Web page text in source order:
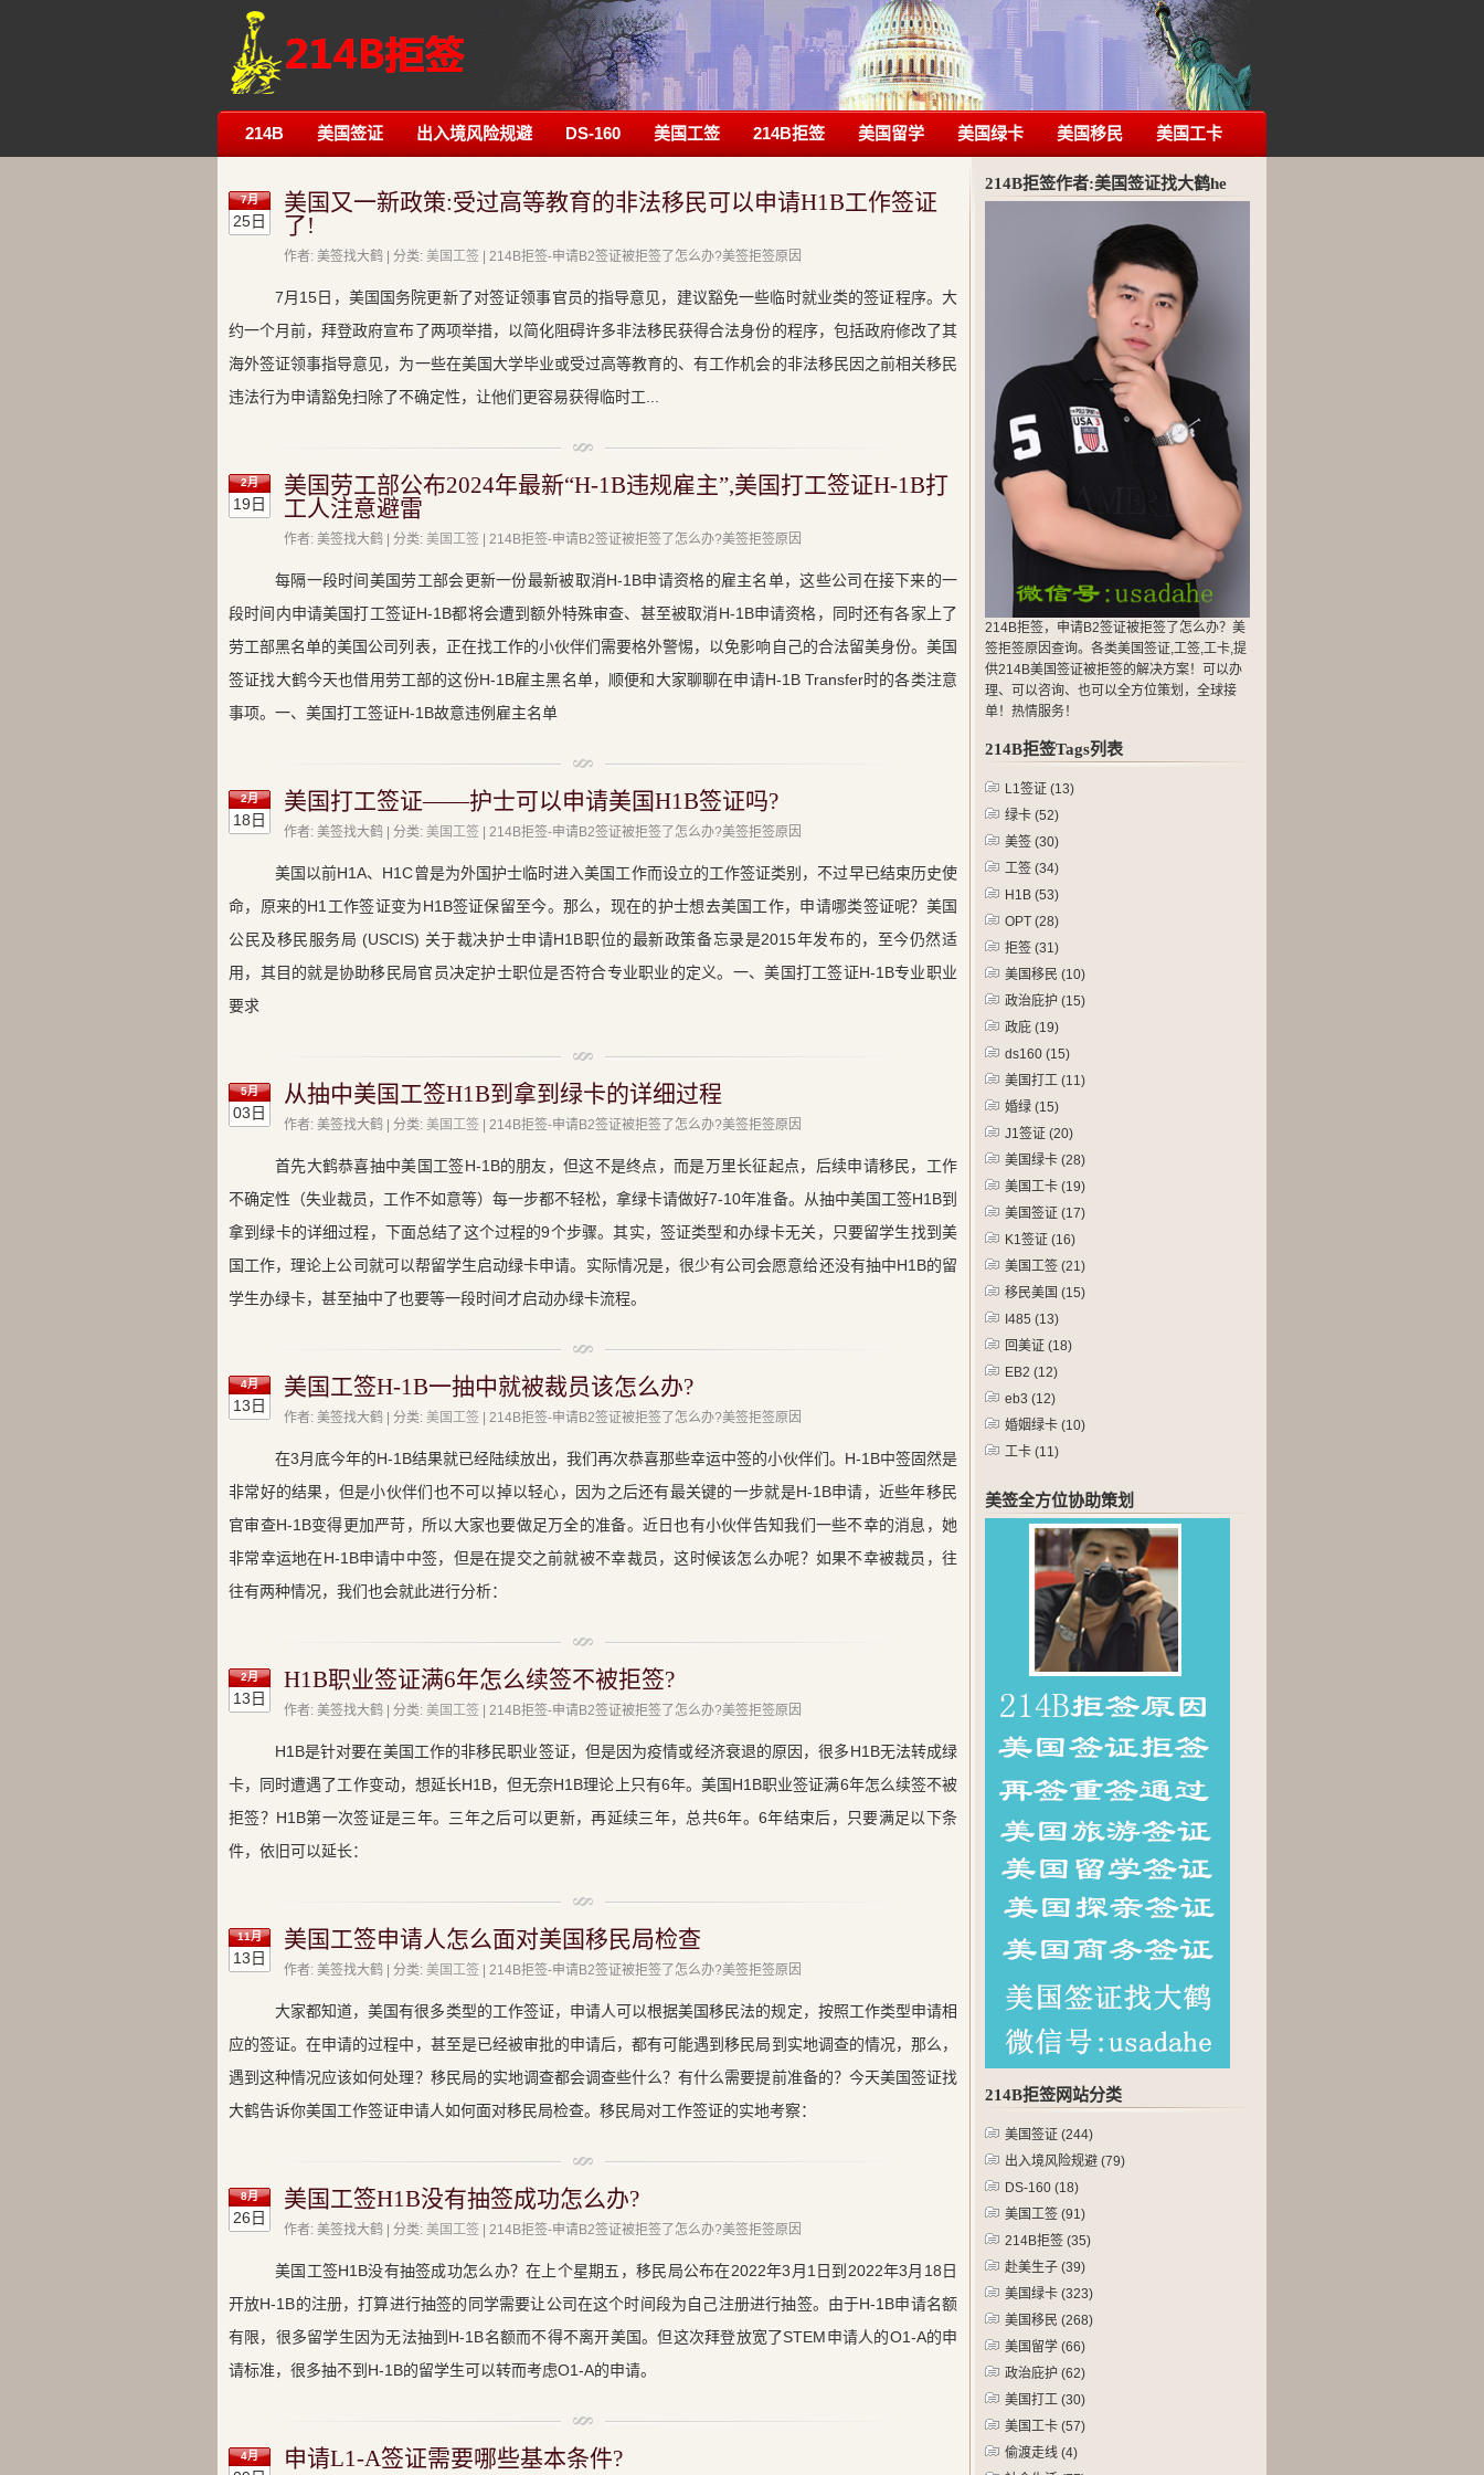
214B 美国签证 出入境风险规避 DS-160 美国工签 214B拒签 美国留学 美国绿卡 美国移民 美国工卡
7月
25日
美国又一新政策:受过高等教育的非法移民可以申请H1B工作签证
了!
作者: 美签找大鹤 | 分类: 美国工签 | 214B拒签-申请B2签证被拒签了怎么办?美签拒签原因
7月15日，美国国务院更新了对签证领事官员的指导意见，建议豁免一些临时就业类的签证程序。大
约一个月前，拜登政府宣布了两项举措，以简化阻碍许多非法移民获得合法身份的程序，包括政府修改了其
海外签证领事指导意见，为一些在美国大学毕业或受过高等教育的、有工作机会的非法移民因之前相关移民
违法行为申请豁免扫除了不确定性，让他们更容易获得临时工...
2月
19日
美国劳工部公布2024年最新“H-1B违规雇主”,美国打工签证H-1B打
工人注意避雷
作者: 美签找大鹤 | 分类: 美国工签 | 214B拒签-申请B2签证被拒签了怎么办?美签拒签原因
每隔一段时间美国劳工部会更新一份最新被取消H-1B申请资格的雇主名单，这些公司在接下来的一
段时间内申请美国打工签证H-1B都将会遭到额外特殊审查、甚至被取消H-1B申请资格，同时还有各家上了
劳工部黑名单的美国公司列表，正在找工作的小伙伴们需要格外警惕，以免影响自己的合法留美身份。美国
签证找大鹤今天也借用劳工部的这份H-1B雇主黑名单，顺便和大家聊聊在申请H-1B Transfer时的各类注意
事项。一、美国打工签证H-1B故意违例雇主名单
2月
18日
美国打工签证——护士可以申请美国H1B签证吗?
作者: 美签找大鹤 | 分类: 美国工签 | 214B拒签-申请B2签证被拒签了怎么办?美签拒签原因
美国以前H1A、H1C曾是为外国护士临时进入美国工作而设立的工作签证类别，不过早已结束历史使
命，原来的H1工作签证变为H1B签证保留至今。那么，现在的护士想去美国工作，申请哪类签证呢？美国
公民及移民服务局 (USCIS) 关于裁决护士申请H1B职位的最新政策备忘录是2015年发布的，至今仍然适
用，其目的就是协助移民局官员决定护士职位是否符合专业职业的定义。一、美国打工签证H-1B专业职业
要求
5月
03日
从抽中美国工签H1B到拿到绿卡的详细过程
作者: 美签找大鹤 | 分类: 美国工签 | 214B拒签-申请B2签证被拒签了怎么办?美签拒签原因
首先大鹤恭喜抽中美国工签H-1B的朋友，但这不是终点，而是万里长征起点，后续申请移民，工作
不确定性（失业裁员，工作不如意等）每一步都不轻松，拿绿卡请做好7-10年准备。从抽中美国工签H1B到
拿到绿卡的详细过程，下面总结了这个过程的9个步骤。其实，签证类型和办绿卡无关，只要留学生找到美
国工作，理论上公司就可以帮留学生启动绿卡申请。实际情况是，很少有公司会愿意给还没有抽中H1B的留
学生办绿卡，甚至抽中了也要等一段时间才启动办绿卡流程。
4月
13日
美国工签H-1B一抽中就被裁员该怎么办?
作者: 美签找大鹤 | 分类: 美国工签 | 214B拒签-申请B2签证被拒签了怎么办?美签拒签原因
在3月底今年的H-1B结果就已经陆续放出，我们再次恭喜那些幸运中签的小伙伴们。H-1B中签固然是
非常好的结果，但是小伙伴们也不可以掉以轻心，因为之后还有最关键的一步就是H-1B申请，近些年移民
官审查H-1B变得更加严苛，所以大家也要做足万全的准备。近日也有小伙伴告知我们一些不幸的消息，她
非常幸运地在H-1B申请中中签，但是在提交之前就被不幸裁员，这时候该怎么办呢？如果不幸被裁员，往
往有两种情况，我们也会就此进行分析：
2月
13日
H1B职业签证满6年怎么续签不被拒签?
作者: 美签找大鹤 | 分类: 美国工签 | 214B拒签-申请B2签证被拒签了怎么办?美签拒签原因
H1B是针对要在美国工作的非移民职业签证，但是因为疫情或经济衰退的原因，很多H1B无法转成绿
卡，同时遭遇了工作变动，想延长H1B，但无奈H1B理论上只有6年。美国H1B职业签证满6年怎么续签不被
拒签？H1B第一次签证是三年。三年之后可以更新，再延续三年，总共6年。6年结束后，只要满足以下条
件，依旧可以延长：
11月
13日
美国工签申请人怎么面对美国移民局检查
作者: 美签找大鹤 | 分类: 美国工签 | 214B拒签-申请B2签证被拒签了怎么办?美签拒签原因
大家都知道，美国有很多类型的工作签证，申请人可以根据美国移民法的规定，按照工作类型申请相
应的签证。在申请的过程中，甚至是已经被审批的申请后，都有可能遇到移民局到实地调查的情况，那么，
遇到这种情况应该如何处理？移民局的实地调查都会调查些什么？有什么需要提前准备的？今天美国签证找
大鹤告诉你美国工作签证申请人如何面对移民局检查。移民局对工作签证的实地考察：
8月
26日
美国工签H1B没有抽签成功怎么办?
作者: 美签找大鹤 | 分类: 美国工签 | 214B拒签-申请B2签证被拒签了怎么办?美签拒签原因
美国工签H1B没有抽签成功怎么办？在上个星期五，移民局公布在2022年3月1日到2022年3月18日
开放H-1B的注册，打算进行抽签的同学需要让公司在这个时间段为自己注册进行抽签。由于H-1B申请名额
有限，很多留学生因为无法抽到H-1B名额而不得不离开美国。但这次拜登放宽了STEM申请人的O1-A的申
请标准，很多抽不到H-1B的留学生可以转而考虑O1-A的申请。
4月 申请L1-A签证需要哪些基本条件?
214B拒签作者:美国签证找大鹤he
214B拒签，申请B2签证被拒签了怎么办？美
签拒签原因查询。各类美国签证,工签,工卡,提
供214B美国签证被拒签的解决方案！可以办
理、可以咨询、也可以全方位策划，全球接
单！热情服务！
214B拒签Tags列表
L1签证 (13)
绿卡 (52)
美签 (30)
工签 (34)
H1B (53)
OPT (28)
拒签 (31)
美国移民 (10)
政治庇护 (15)
政庇 (19)
ds160 (15)
美国打工 (11)
婚绿 (15)
J1签证 (20)
美国绿卡 (28)
美国工卡 (19)
美国签证 (17)
K1签证 (16)
美国工签 (21)
移民美国 (15)
I485 (13)
回美证 (18)
EB2 (12)
eb3 (12)
婚姻绿卡 (10)
工卡 (11)
美签全方位协助策划
214B拒签网站分类
美国签证 (244)
出入境风险规避 (79)
DS-160 (18)
美国工签 (91)
214B拒签 (35)
赴美生子 (39)
美国绿卡 (323)
美国移民 (268)
美国留学 (66)
政治庇护 (62)
美国打工 (30)
美国工卡 (57)
偷渡走线 (4)